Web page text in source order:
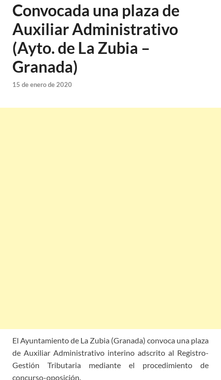
Convocada una plaza de
Auxiliar Administrativo
(Ayto. de La Zubia –
Granada)
15 de enero de 2020
El Ayuntamiento de La Zubia (Granada) convoca una plaza
de Auxiliar Administrativo interino adscrito al Registro-
Gestión Tributaria mediante el procedimiento de
concurso-oposición.